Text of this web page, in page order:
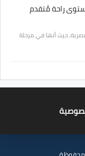
حيث أنها في مرحلة